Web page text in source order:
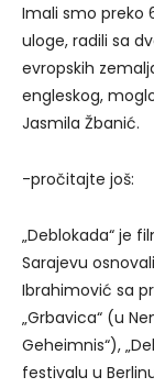
Imali smo preko
uloge, radili sa
evropskih
engleskog,
Jasmila Žbanić.
-pročitajte još:
„Deblokada“ je
Sarajevu
Ibrahimović sa
„Grbavica“ (u
Geheimnis“),
festivalu u